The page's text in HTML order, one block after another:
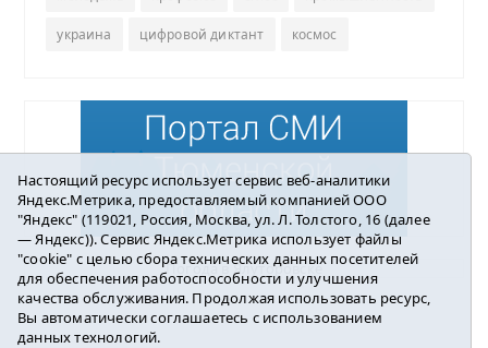
украина цифровой диктант космос
Погода в Ялуторовске
Настоящий ресурс использует сервис веб-аналитики
Яндекс.Метрика, предоставляемый компанией ООО
"Яндекс" (119021, Россия, Москва, ул. Л. Толстого, 16 (далее
— Яндекс)). Сервис Яндекс.Метрика использует файлы
"cookie" с целью сбора технических данных посетителей
для обеспечения работоспособности и улучшения
качества обслуживания. Продолжая использовать ресурс,
Вы автоматически соглашаетесь с использованием
данных технологий.